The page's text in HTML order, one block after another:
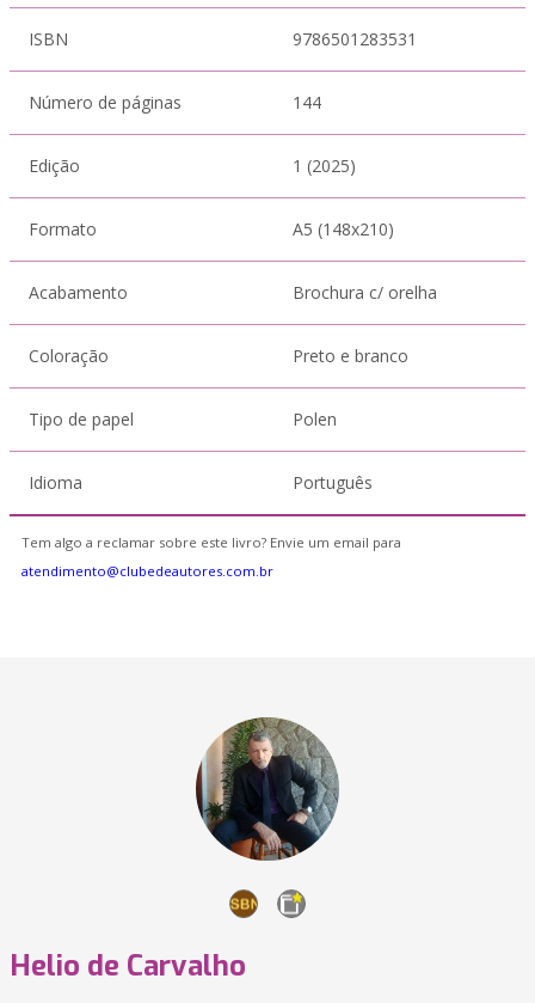
ISBN 9786501283531
Número de páginas 144
Edição 1 (2025)
Formato A5 (148x210)
Acabamento Brochura c/ orelha
Coloração Preto e branco
Tipo de papel Polen
Idioma Português
Tem algo a reclamar sobre este livro? Envie um email para
atendimento@clubedeautores.com.br
Helio de Carvalho